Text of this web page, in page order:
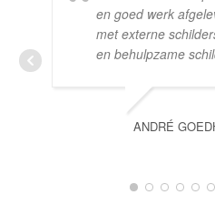
en goed werk
met externe
en behulpzame
ANDRÉ
1 2 3 4 5 6